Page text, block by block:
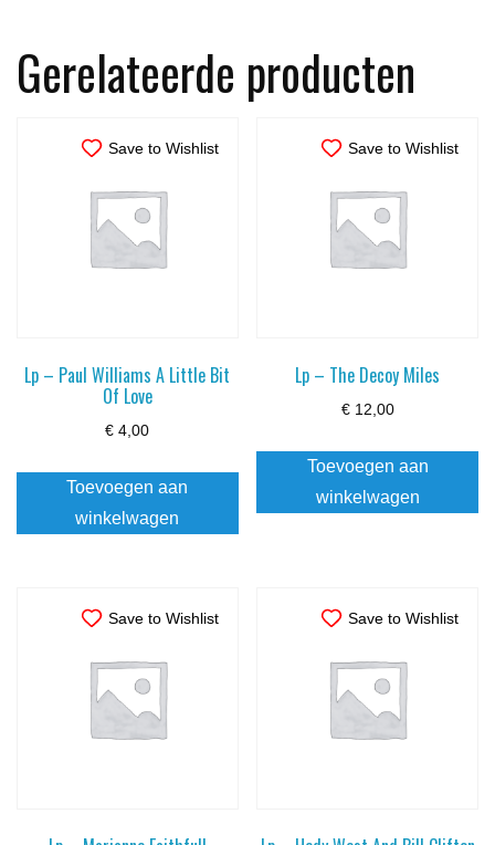
Gerelateerde producten
Save to Wishlist
Lp – Paul Williams A Little Bit
Of Love
€ 4,00
Toevoegen aan
winkelwagen
Save to Wishlist
Lp – The Decoy Miles
€12,00
Toevoegen aan
winkelwagen
Save to Wishlist Save to Wishlist